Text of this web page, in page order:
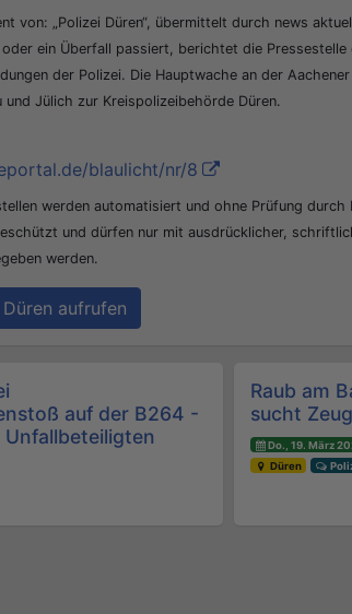
von: „Polizei Düren“, übermittelt durch news
ein Überfall passiert, berichtet die
der Polizei. Die Hauptwache an der
und Jülich zur Kreispolizeibehörde Düren.
blaulicht/nr/8
werden automatisiert und ohne Prüfung durch
und dürfen nur mit ausdrücklicher,
werden.
aufrufen
auf der B264 -
Raub am
sucht
Do., 19. März
Düren